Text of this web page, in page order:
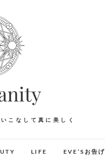
こなして真に美しく
LIFE EVE’Sお告げ